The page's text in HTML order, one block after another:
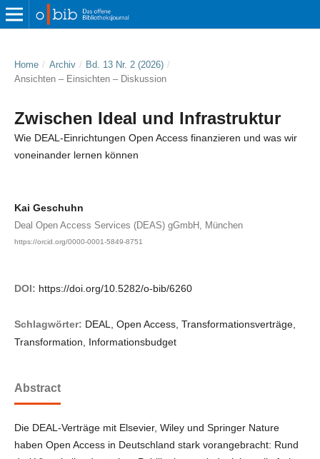
Home / Archiv / Bd. 13 Nr. 2 (2026) /
Ansichten – Einsichten – Diskussion
Zwischen Ideal und Infrastruktur
Wie DEAL-Einrichtungen Open Access finanzieren und was wir
voneinander lernen können
Kai Geschuhn
Deal Open Access Services (DEAS) gGmbH, München
https://orcid.org/0000-0001-5849-8751
DOI: https://doi.org/10.5282/o-bib/6260
Schlagwörter: DEAL, Open Access, Transformationsverträge,
Transformation, Informationsbudget
Abstract
Die DEAL-Verträge mit Elsevier, Wiley und Springer Nature
haben Open Access in Deutschland stark vorangebracht: Rund